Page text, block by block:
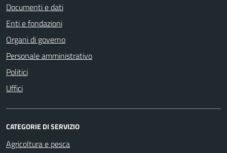
Documenti e dati
Enti e fondazioni
Organi di governo
Personale amministrativo
Politici
Uffici
CATEGORIE DI SERVIZIO
Agricoltura e pesca